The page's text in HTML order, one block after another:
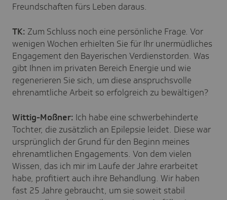
Freundschaften fürs Leben daraus.
TK: Zum Schluss noch eine persönliche Frage. Vor
wenigen Wochen erhielten Sie für Ihr unermüdliches
Engagement den Bayerischen Verdienstorden. Was
gibt Ihnen im privaten Bereich Energie und wie
regenerieren Sie sich, um diese anspruchsvolle
ehrenamtliche Arbeit so erfolgreich zu bewältigen?
Wittig-Moßner: Ich habe eine schwerbehinderte
Tochter, die zusätzlich an Epilepsie leidet. Diese war
ursprünglich der Grund für den Beginn meines
ehrenamtlichen Engagements. Von dem vielen
Wissen, das ich mir im Laufe der Jahre erarbeitet
habe, profitiert auch ihre Behandlung. Wir haben
fast 25 Jahre gebraucht, um sie soweit stabil